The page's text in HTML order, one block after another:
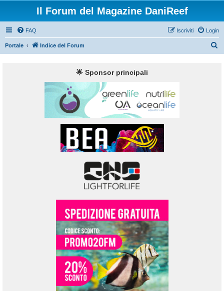
Il Forum del Magazine DaniReef
FAQ Login
Iscriviti
Portale Indice del Forum
🌟 Sponsor principali